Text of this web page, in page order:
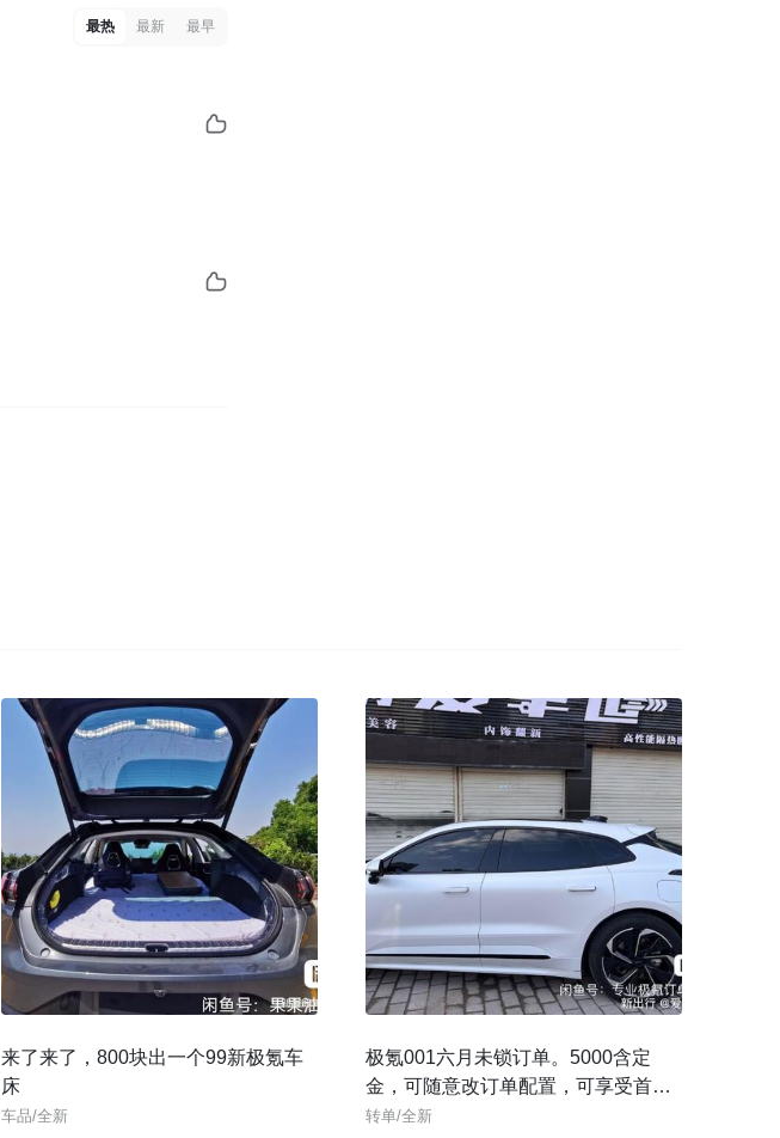
最热 最新 最早
来了来了，800块出一个99新极氪车
床
车品/全新
极氪001六月未锁订单。5000含定
金，可随意改订单配置，可享受首任
车主权益，交付地全国任选，重庆可
转单/全新